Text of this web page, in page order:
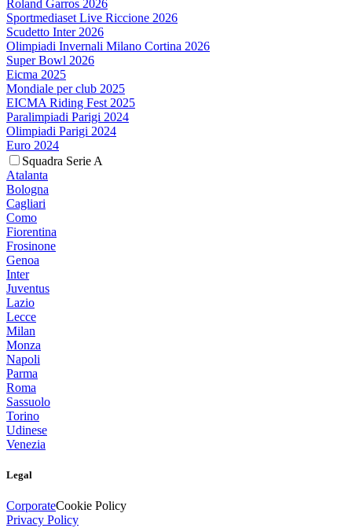
Roland Garros 2026
Sportmediaset Live Riccione 2026
Scudetto Inter 2026
Olimpiadi Invernali Milano Cortina 2026
Super Bowl 2026
Eicma 2025
Mondiale per club 2025
EICMA Riding Fest 2025
Paralimpiadi Parigi 2024
Olimpiadi Parigi 2024
Euro 2024
Squadra Serie A
Atalanta
Bologna
Cagliari
Como
Fiorentina
Frosinone
Genoa
Inter
Juventus
Lazio
Lecce
Milan
Monza
Napoli
Parma
Roma
Sassuolo
Torino
Udinese
Venezia
Legal
CorporateCookie Policy
Privacy Policy